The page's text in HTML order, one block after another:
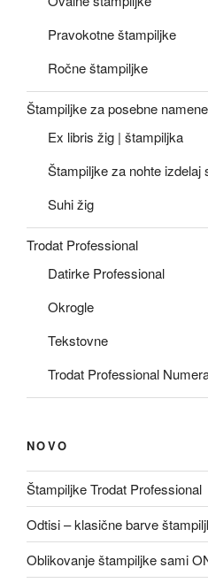
Pravokotne štampiljke
Ročne štampiljke
Štampiljke za posebne namene
Ex libris žig | štampiljka
Štampiljke za nohte izdelaj
Suhi žig
Trodat Professional
Datirke Professional
Okrogle
Tekstovne
Trodat Professional
NOVO
Štampiljke Trodat Professional
Odtisi – klasične barve
Oblikovanje štampiljke sami